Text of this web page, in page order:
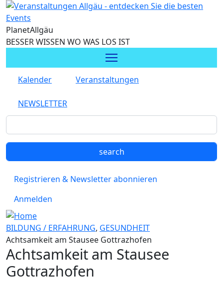
Direkt zum Inhalt
PlanetAllgäu
BESSER WISSEN WO WAS LOS IST
Kalender Veranstaltungen
NEWSLETTER
Registrieren & Newsletter abonnieren
Anmelden
BILDUNG / ERFAHRUNG, GESUNDHEIT
Achtsamkeit am Stausee Gottrazhofen
Achtsamkeit am Stausee
Gottrazhofen